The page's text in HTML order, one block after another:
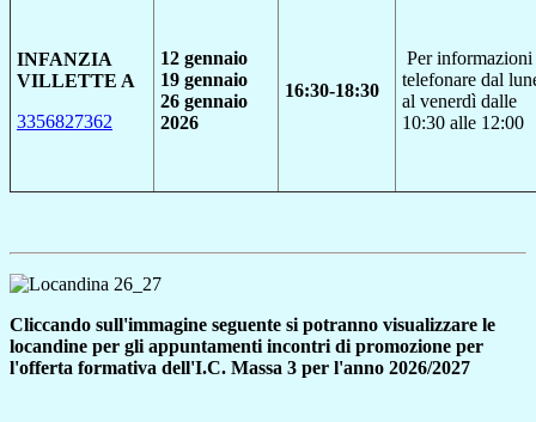
INFANZIA
VILLETTE A
3356827362
12 gennaio
19 gennaio
26 gennaio
2026
16:30-18:30
Per informazioni
telefonare dal
al venerdì dalle
10:30 alle 12:00
Cliccando sull'immagine seguente si potranno visualizzare le
locandine per gli appuntamenti incontri di promozione per
l'offerta formativa dell'I.C. Massa 3 per l'anno 2026/2027